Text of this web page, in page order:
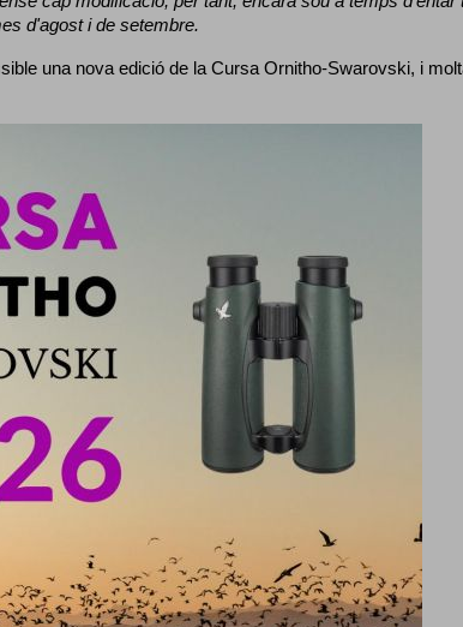
d'agost i de setembre.
una nova edició de la Cursa Ornitho-Swarovski, i